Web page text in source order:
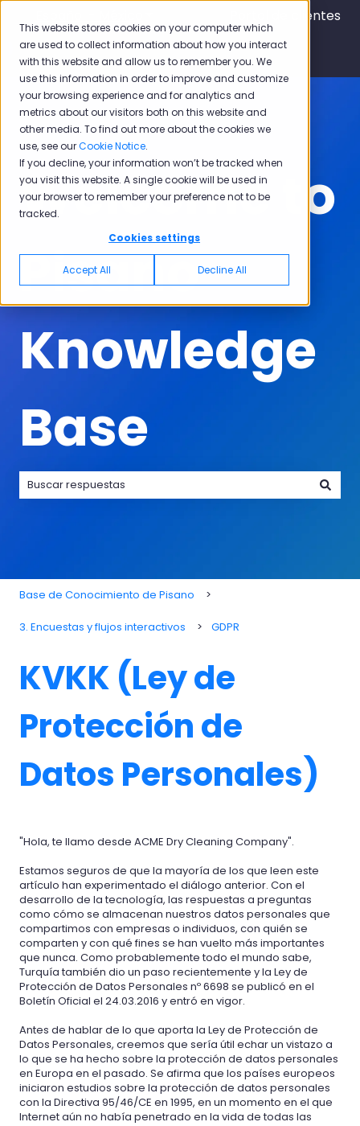
This website stores cookies on your computer which
are used to collect information about how you interact
with this website and allow us to remember you. We
use this information in order to improve and customize
your browsing experience and for analytics and
metrics about our visitors both on this website and
other media. To find out more about the cookies we
use, see ourCookie Notice.
If you decline, your information won’t be tracked when
you visit this website. A single cookie will be used in
your browser to remember your preference not to be
tracked.
Cookies settings
Accept All Decline All
Traducciones de Mostrar
Portal de clientes
Welcome to
Pisano
Knowledge
Base
Base de Conocimiento de Pisano
3. Encuestas y flujos interactivos GDPR
KVKK (Ley de
Protección de
Datos Personales)
"Hola, te llamo desde ACME Dry Cleaning Company".
Estamos seguros de que la mayoría de los que leen este
artículo han experimentado el diálogo anterior. Con el
desarrollo de la tecnología, las respuestas a preguntas
como cómo se almacenan nuestros datos personales que
compartimos con empresas o individuos, con quién se
comparten y con qué fines se han vuelto más importantes
que nunca. Como probablemente todo el mundo sabe,
Turquía también dio un paso recientemente y la Ley de
Protección de Datos Personales nº 6698 se publicó en el
Boletín Oficial el 24.03.2016 y entró en vigor.
Antes de hablar de lo que aporta la Ley de Protección de
Datos Personales, creemos que sería útil echar un vistazo a
lo que se ha hecho sobre la protección de datos personales
en Europa en el pasado. Se afirma que los países europeos
iniciaron estudios sobre la protección de datos personales
con la Directiva 95/46/CE en 1995, en un momento en el que
Internet aún no había penetrado en la vida de todas las